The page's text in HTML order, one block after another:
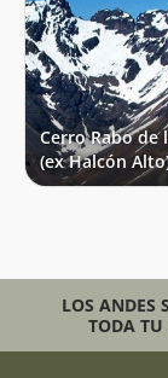
Cerro Rabo de
(ex Halcón
LOS ANDES
TODA TU